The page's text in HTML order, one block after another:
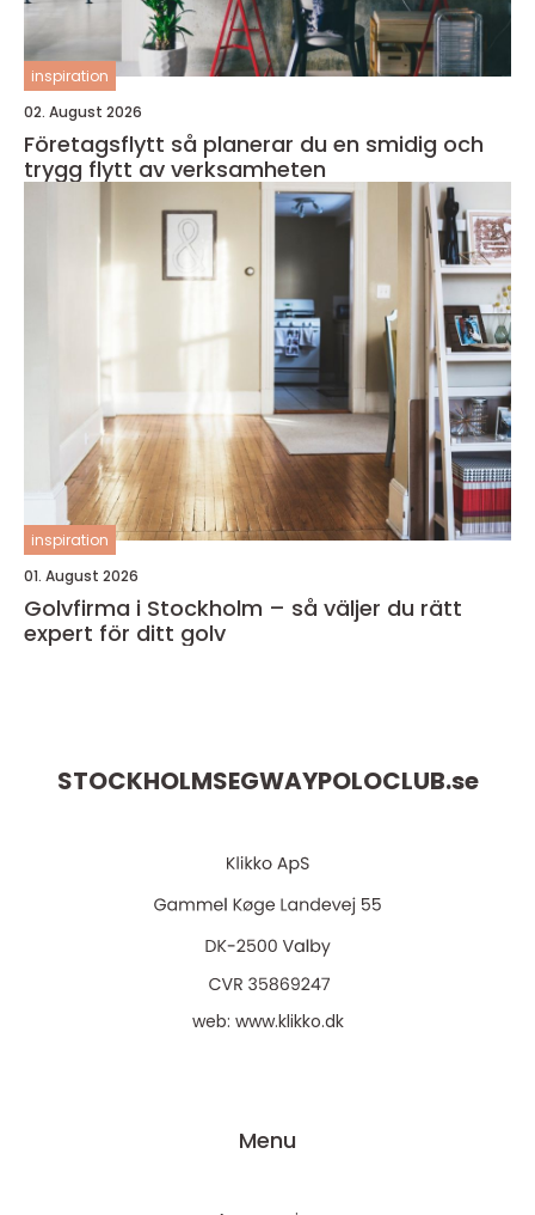
inspiration
02. August 2026
Företagsflytt så planerar du en smidig och
trygg flytt av verksamheten
inspiration
01. August 2026
Golvfirma i Stockholm – så väljer du rätt
expert för ditt golv
STOCKHOLMSEGWAYPOLOCLUB.se
web: www.klikko.dk
Menu